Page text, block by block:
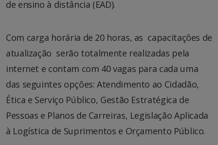
de ensino à distância (EAD).
Com carga horária de 20 horas, as capacitações de
atualização serão totalmente realizadas pela
internet e contam com 40 vagas para cada uma
das seguintes opções: Atendimento ao Cidadão,
Ética e Serviço Público, Gestão Estratégica de
Pessoas e Planos de Carreiras, Legislação Aplicada
à Logística de Suprimentos e Orçamento Público.